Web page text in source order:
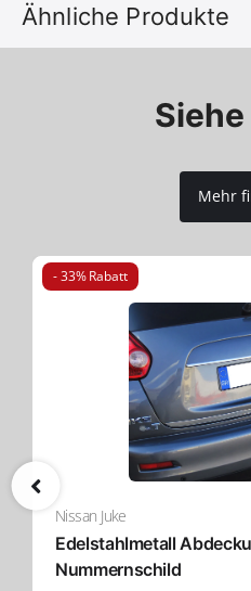
Ähnliche Produkte
Mehr
- 33% Rabatt
Nissan Juke
Edelstahlmetall
Nummernschild